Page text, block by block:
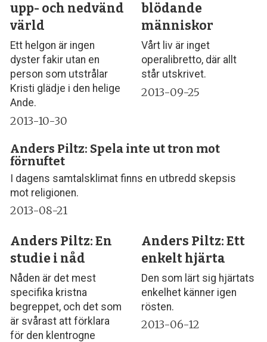
upp- och nedvänd
värld
Ett helgon är ingen
dyster fakir utan en
person som utstrålar
Kristi glädje i den helige
Ande.
2013-10-30
blödande
människor
Vårt liv är inget
operalibretto, där allt
står utskrivet.
2013-09-25
Anders Piltz: Spela inte ut tron mot
förnuftet
I dagens samtalsklimat finns en utbredd skepsis
mot religionen.
2013-08-21
Anders Piltz: En
studie i nåd
Nåden är det mest
specifika kristna
begreppet, och det som
är svårast att förklara
för den klentrogne
Anders Piltz: Ett
enkelt hjärta
Den som lärt sig hjärtats
enkelhet känner igen
rösten.
2013-06-12